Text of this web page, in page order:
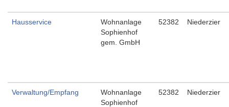
Hausservice
Wohnanlage
Sophienhof
gem. GmbH
52382 Niederzier
Verwaltung/Empfang
Wohnanlage
Sophienhof
52382 Niederzier